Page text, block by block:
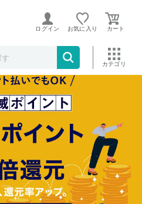
す。
ログイン お気に入り
目玉品 新商品